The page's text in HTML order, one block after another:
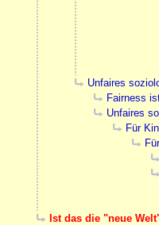
Unfaires
Fairness
Unfaires
Für
Ist das die "neue